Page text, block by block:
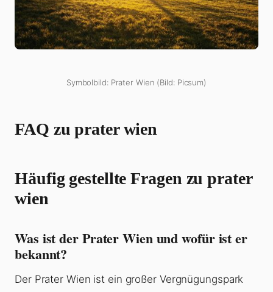
Symbolbild: Prater Wien (Bild: Picsum)
FAQ zu prater wien
Häufig gestellte Fragen zu prater
wien
Was ist der Prater Wien und wofür ist er
bekannt?
Der Prater Wien ist ein großer Vergnügungspark